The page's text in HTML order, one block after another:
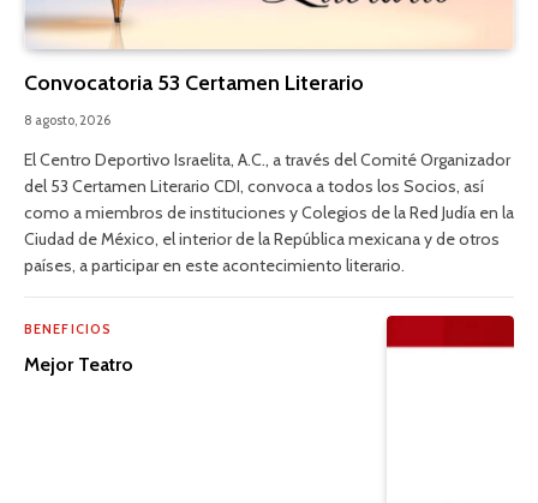
Convocatoria 53 Certamen Literario
8 agosto, 2026
El Centro Deportivo Israelita, A.C., a través del Comité Organizador
del 53 Certamen Literario CDI, convoca a todos los Socios, así
como a miembros de instituciones y Colegios de la Red Judía en la
Ciudad de México, el interior de la República mexicana y de otros
países, a participar en este acontecimiento literario.
BENEFICIOS
Mejor Teatro